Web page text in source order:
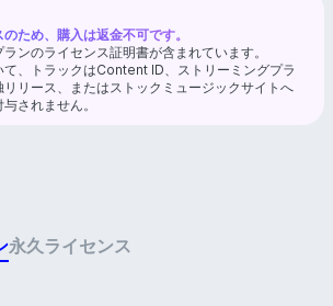
ため、購入は返金不可です。
ンのライセンス証明書が含まれています。
、トラックはContent ID、ストリーミングプラ
リリース、またはストックミュージックサイトへ
されません。
永久ライセンス